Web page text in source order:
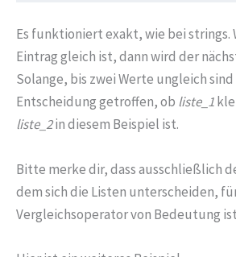
Es funktioniert exakt, wie bei strings.
Eintrag gleich ist, dann wird der
Solange, bis zwei Werte ungleich
Entscheidung getroffen, ob liste_1
liste_2in diesem Beispiel ist.
Bitte merke dir, dass ausschließlich
dem sich die Listen unterscheiden,
Vergleichsoperator von Bedeutung